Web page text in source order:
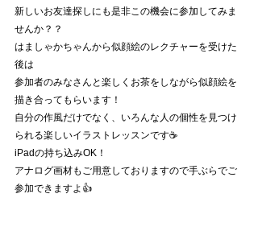
新しいお友達探しにも是非この機会に参加してみま
せんか？？
はましゃかちゃんから似顔絵のレクチャーを受けた
後は
参加者のみなさんと楽しくお茶をしながら似顔絵を
描き合ってもらいます！
自分の作風だけでなく、いろんな人の個性を見つけ
られる楽しいイラストレッスンです☕️
iPadの持ち込みOK！
アナログ画材もご用意しておりますので手ぶらでご
参加できますよ👍